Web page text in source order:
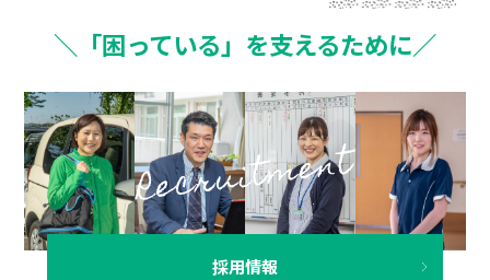
＼「困っている」を支えるために／
採用情報